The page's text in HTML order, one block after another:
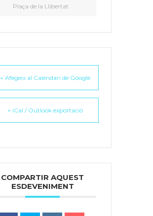
Plaça de la Llibertat
+ Afegeix al Calendari de Google
+ iCal / Outlook exportació
COMPARTIR AQUEST
ESDEVENIMENT